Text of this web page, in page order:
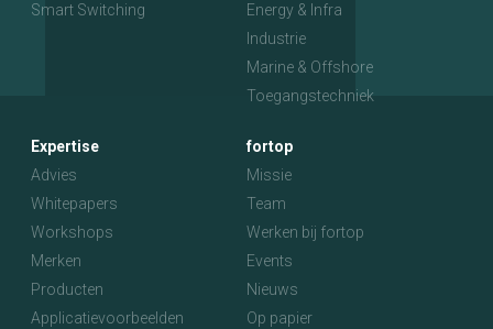
Smart Switching
Energy & Infra
Industrie
Marine & Offshore
Toegangstechniek
Expertise
Advies
Whitepapers
Workshops
Merken
Producten
Applicatievoorbeelden
fortop
Missie
Team
Werken bij fortop
Events
Nieuws
Op papier